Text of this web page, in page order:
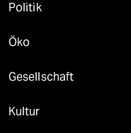
Politik
Öko
Gesellschaft
Kultur